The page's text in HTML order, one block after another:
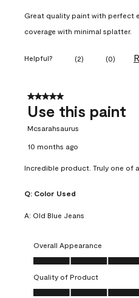
Great quality paint with perfect
coverage with minimal splatter.
Helpful? (2) (0)
5 out of 5 stars.
Use this paint
Mcsarahsaurus
10 months ago
Incredible product. Truly one of a
Q: Color Used
A: Old Blue Jeans
Overall Appearance
Overall Appearance, 5.0 out of
Quality of Product
Quality of Product, 5.0 out of 5